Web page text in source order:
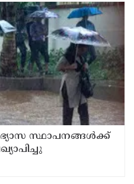
സ്ഥാപനങ്ങള്‍ക്ക്